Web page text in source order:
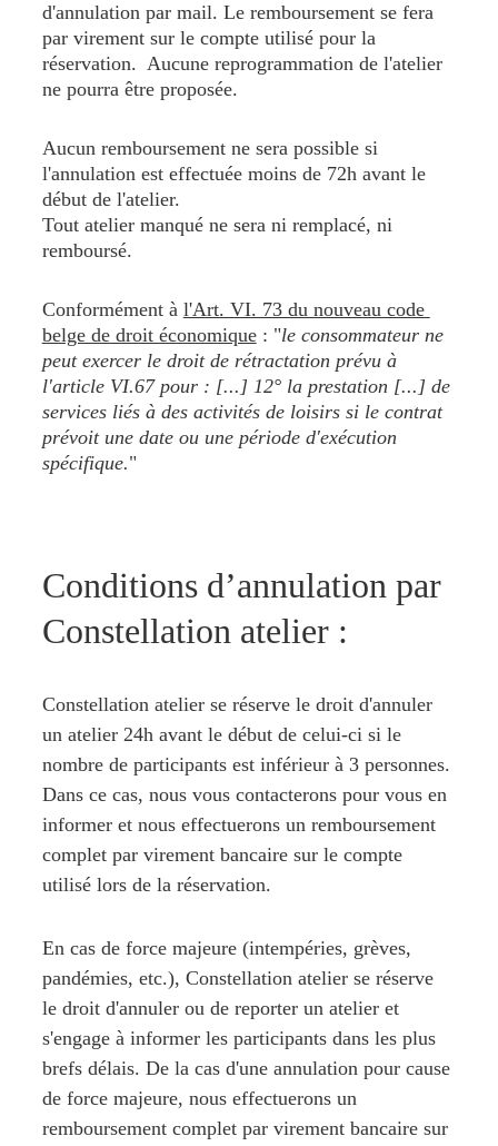
d'annulation par mail. Le remboursement se fera
par virement sur le compte utilisé pour la
réservation.  Aucune reprogrammation de l'atelier
ne pourra être proposée.
Aucun remboursement ne sera possible si
l'annulation est effectuée moins de 72h avant le
début de l'atelier.
Tout atelier manqué ne sera ni remplacé, ni
remboursé.
Conformément à l'Art. VI. 73 du nouveau code
belge de droit économique : "le consommateur ne
peut exercer le droit de rétractation prévu à
l'article VI.67 pour : [...] 12° la prestation [...] de
services liés à des activités de loisirs si le contrat
prévoit une date ou une période d'exécution
spécifique."
Conditions d’annulation par
Constellation atelier :
Constellation atelier se réserve le droit d'annuler
un atelier 24h avant le début de celui-ci si le
nombre de participants est inférieur à 3 personnes.
Dans ce cas, nous vous contacterons pour vous en
informer et nous effectuerons un remboursement
complet par virement bancaire sur le compte
utilisé lors de la réservation.
En cas de force majeure (intempéries, grèves,
pandémies, etc.), Constellation atelier se réserve
le droit d'annuler ou de reporter un atelier et
s'engage à informer les participants dans les plus
brefs délais. De la cas d'une annulation pour cause
de force majeure, nous effectuerons un
remboursement complet par virement bancaire sur